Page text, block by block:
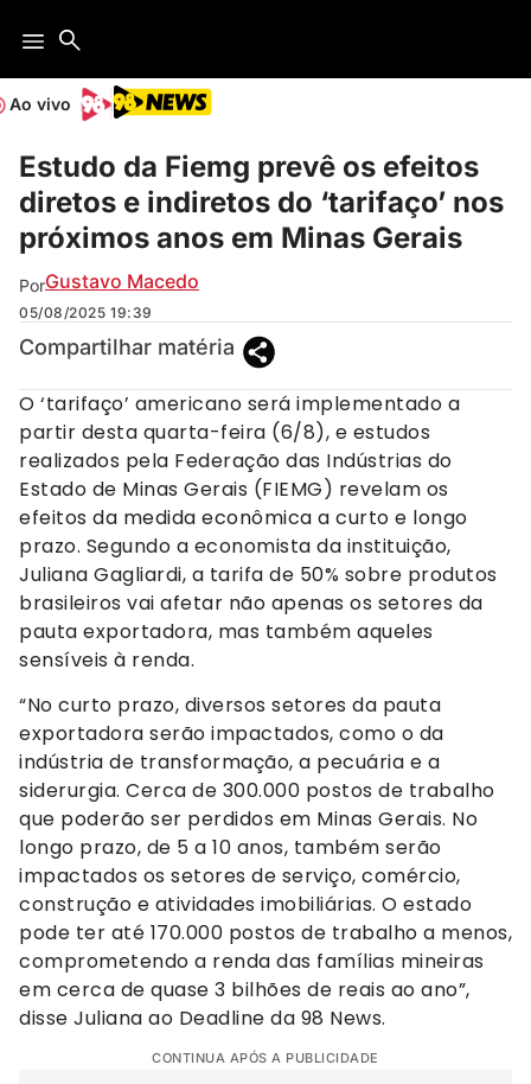
Ao vivo
Estudo da Fiemg prevê os efeitos
diretos e indiretos do ‘tarifaço’ nos
próximos anos em Minas Gerais
PorGustavo Macedo
05/08/2025 19:39
Compartilhar matéria
O ‘tarifaço’ americano será implementado a
partir desta quarta-feira (6/8), e estudos
realizados pela Federação das Indústrias do
Estado de Minas Gerais (FIEMG) revelam os
efeitos da medida econômica a curto e longo
prazo. Segundo a economista da instituição,
Juliana Gagliardi, a tarifa de 50% sobre produtos
brasileiros vai afetar não apenas os setores da
pauta exportadora, mas também aqueles
sensíveis à renda.
“No curto prazo, diversos setores da pauta
exportadora serão impactados, como o da
indústria de transformação, a pecuária e a
siderurgia. Cerca de 300.000 postos de trabalho
que poderão ser perdidos em Minas Gerais. No
longo prazo, de 5 a 10 anos, também serão
impactados os setores de serviço, comércio,
construção e atividades imobiliárias. O estado
pode ter até 170.000 postos de trabalho a menos,
comprometendo a renda das famílias mineiras
em cerca de quase 3 bilhões de reais ao ano”,
disse Juliana ao Deadline da 98 News.
CONTINUA APÓS A PUBLICIDADE